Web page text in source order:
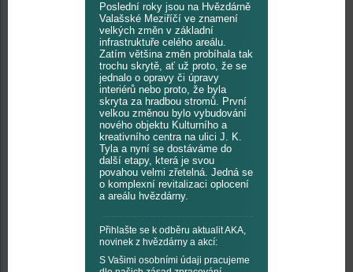
Poslední roky jsou na Hvězdárně
Valašské Meziříčí ve znamení
velkých změn v základní
infrastruktuře celého areálu.
Zatím většina změn probíhala tak
trochu skrytě, ať už proto, že se
jednalo o opravy či úpravy
interiérů nebo proto, že byla
skryta za hradbou stromů. První
velkou změnou bylo vybudování
nového objektu Kulturního a
kreativního centra na ulici J. K.
Tyla a nyní se dostáváme do
další etapy, která je svou
povahou velmi zřetelná. Jedná se
o komplexní revitalizaci oplocení
a areálu hvězdárny.
Přihlašte se k odběru aktualit AKA,
novinek z hvězdárny a akcí:
S Vašimi osobními údaji pracujeme